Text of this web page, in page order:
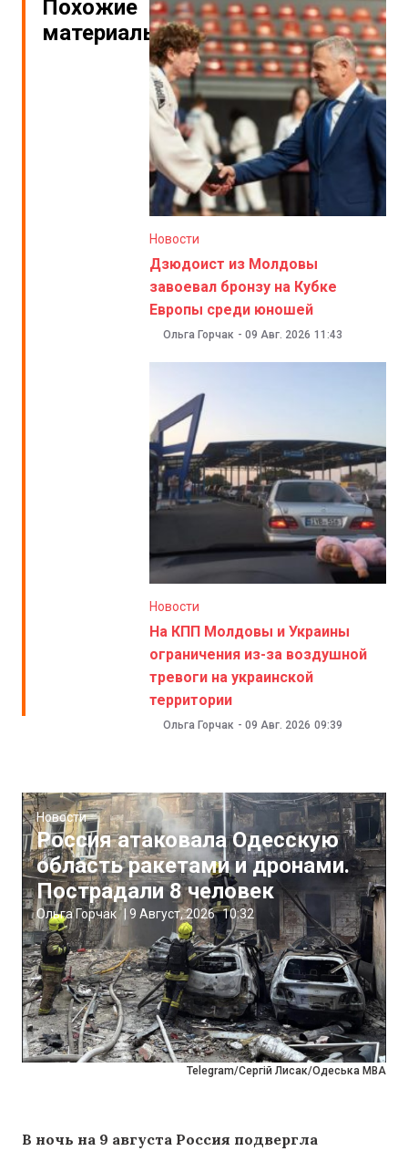
Похожие
материалы
Новости
Дзюдоист из Молдовы
завоевал бронзу на Кубке
Европы среди юношей
Ольга Горчак - 09 Авг. 2026 11:43
Новости
На КПП Молдовы и Украины
ограничения из-за воздушной
тревоги на украинской
территории
Ольга Горчак - 09 Авг. 2026 09:39
Telegram/Сергій Лисак/Одеська МВА
Новости
Россия атаковала Одесскую
область ракетами и дронами.
Пострадали 8 человек
Ольга Горчак 9 Август, 2026 10:32
В ночь на 9 августа Россия подвергла